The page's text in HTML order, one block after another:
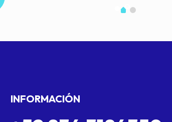
INFORMACIÓN